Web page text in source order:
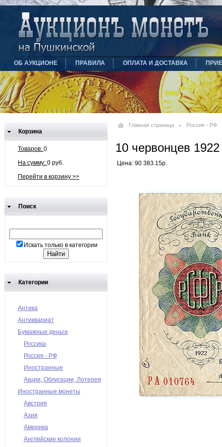
ОБ АУКЦИОНЕ ПРАВИЛА ОПЛАТА И ДОСТАВКА
Корзина
Товаров: 0
На сумму: 0 руб.
Перейти в корзину >>
Поиск
Искать только в категории
Категории
Антика
Антиквариат
Бумажные деньги
Россика
Россия - РФ
Иностранные
Акции, Облигации, Лотерея
Иностранные монеты
Австрия
Азия
Америка
Английские колонии
Главная страница Россия - РФ
10 червонцев 1922
Цена: 90 383.15р.